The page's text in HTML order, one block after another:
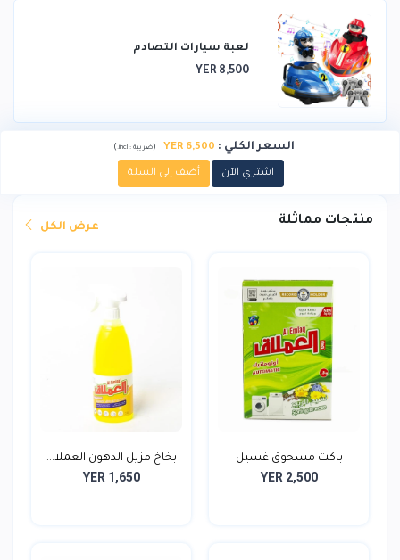
لعبة سيارات التصادم
YER 8,500
السعر الكلي :
YER 6,500
(ضريبة :incl.
)
اشتري الآن أضف إلى السلة
منتجات مماثلة عرض الكل
باكت مسحوق غسيل
العملاق...
YER 2,500
بخاخ مزيل الدهون العملا...
YER 1,650